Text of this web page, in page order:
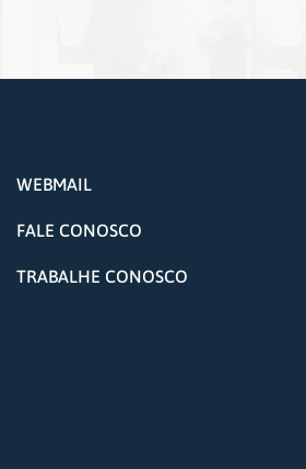
WEBMAIL
FALE CONOSCO
TRABALHE CONOSCO